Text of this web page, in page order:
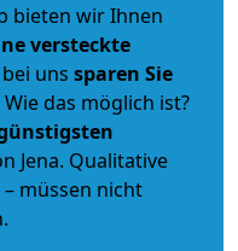
bieten wir Ihnen
versteckte
uns sparen Sie
Wie das möglich ist?
Jena. Qualitative
müssen nicht